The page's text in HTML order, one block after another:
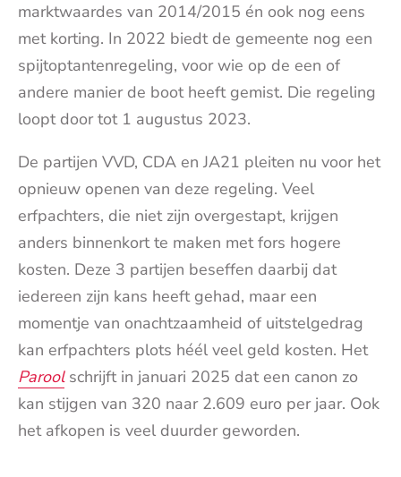
marktwaardes van 2014/2015 én ook nog eens
met korting. In 2022 biedt de gemeente nog een
spijtoptantenregeling, voor wie op de een of
andere manier de boot heeft gemist. Die regeling
loopt door tot 1 augustus 2023.
De partijen VVD, CDA en JA21 pleiten nu voor het
opnieuw openen van deze regeling. Veel
erfpachters, die niet zijn overgestapt, krijgen
anders binnenkort te maken met fors hogere
kosten. Deze 3 partijen beseffen daarbij dat
iedereen zijn kans heeft gehad, maar een
momentje van onachtzaamheid of uitstelgedrag
kan erfpachters plots héél veel geld kosten. Het
Paroolschrijft in januari 2025 dat een canon zo
kan stijgen van 320 naar 2.609 euro per jaar. Ook
het afkopen is veel duurder geworden.